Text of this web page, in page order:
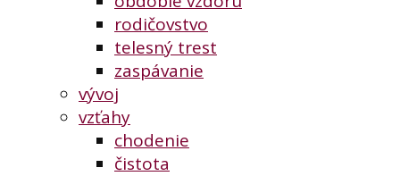
rodičovstvo
telesný trest
zaspávanie
vývoj
vzťahy
chodenie
čistota